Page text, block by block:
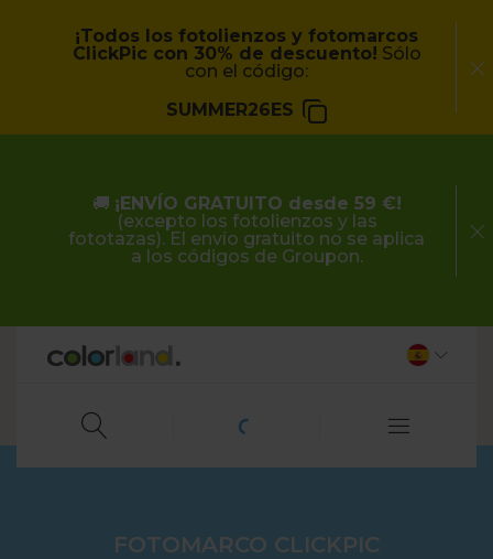
¡Todos los fotolienzos y fotomarcos
ClickPic con 30% de descuento! Sólo
con el código:
SUMMER26ES
🚚 ¡ENVÍO GRATUITO desde 59 €!
(excepto los fotolienzos y las
fototazas). El envío gratuito no se aplica
a los códigos de Groupon.
FOTOMARCO CLICKPIC